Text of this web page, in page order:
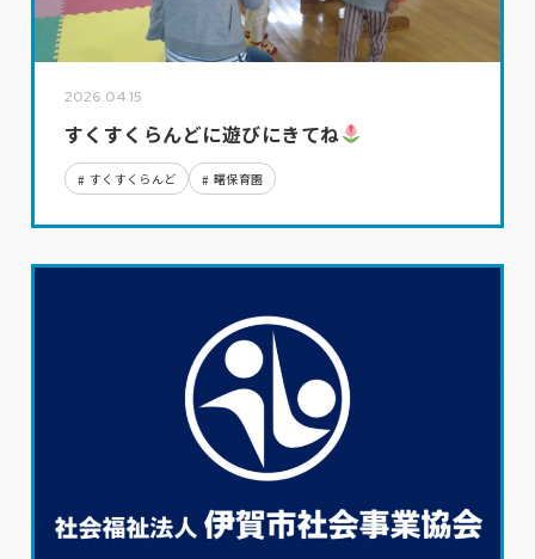
2026.04.15
すくすくらんどに遊びにきてね
すくすくらんど 曙保育園